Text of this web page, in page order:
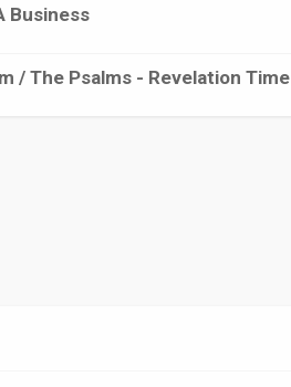
Business
/ The Psalms - Revelation Time